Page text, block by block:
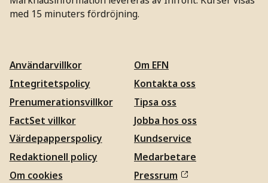
med 15 minuters fördröjning.
Användarvillkor
Integritetspolicy
Prenumerationsvillkor
FactSet villkor
Värdepapperspolicy
Redaktionell policy
Om cookies
Om EFN
Kontakta oss
Tipsa oss
Jobba hos oss
Kundservice
Medarbetare
Pressrum